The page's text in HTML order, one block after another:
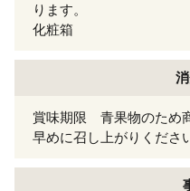
ります。
化粧箱
賞味期限 青果物のため
早めに召し上がりくださ